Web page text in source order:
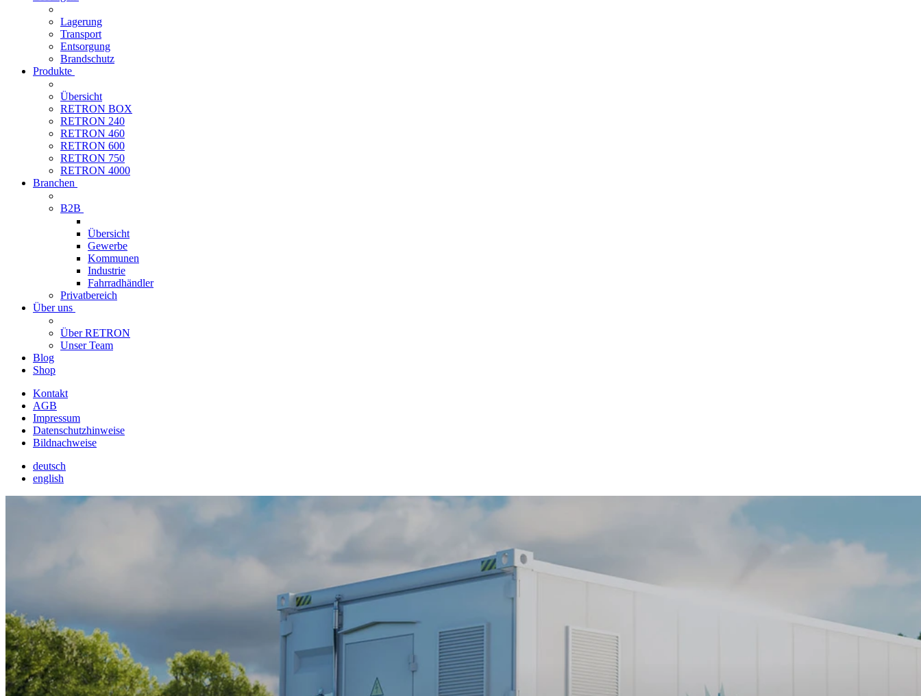
Lagerung
Transport
Entsorgung
Brandschutz
Produkte
Übersicht
RETRON BOX
RETRON 240
RETRON 460
RETRON 600
RETRON 750
RETRON 4000
Branchen
B2B
Übersicht
Gewerbe
Kommunen
Industrie
Fahrradhändler
Privatbereich
Über uns
Über RETRON
Unser Team
Blog
Shop
Kontakt
AGB
Impressum
Datenschutzhinweise
Bildnachweise
deutsch
english